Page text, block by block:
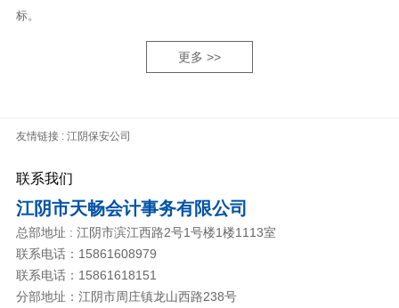
标。
更多 >>
友情链接 : 江阴保安公司
联系我们
江阴市天畅会计事务有限公司
总部地址 : 江阴市滨江西路2号1号楼1楼1113室
联系电话：15861608979
联系电话：15861618151
分部地址：江阴市周庄镇龙山西路238号